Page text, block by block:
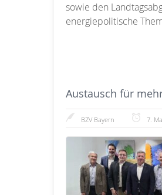
sowie den
energiepolitische
Austausch für
BZV Bayern 7.